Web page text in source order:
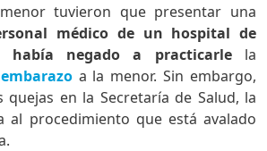
tuvieron que presentar una
médico de un hospital de
había negado a practicarle la
a la menor. Sin embargo,
en la Secretaría de Salud, la
al procedimiento que está avalado